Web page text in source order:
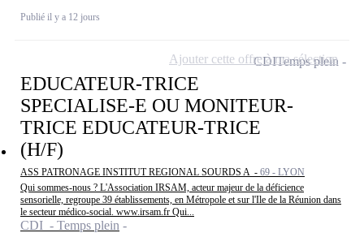
Publié il y a 12 jours
EDUCATEUR-TRICE
SPECIALISE-E OU MONITEUR-
TRICE EDUCATEUR-TRICE
(H/F)
ASS PATRONAGE INSTITUT REGIONAL SOURDS A - 69 - LYON
Qui sommes-nous ? L'Association IRSAM, acteur majeur de la déficience
sensorielle, regroupe 39 établissements, en Métropole et sur l'Ile de la Réunion dans
le secteur médico-social. www.irsam.fr Qui...
CDI - Temps plein
CDITemps plein
Ajouter cette offre à ma sélection